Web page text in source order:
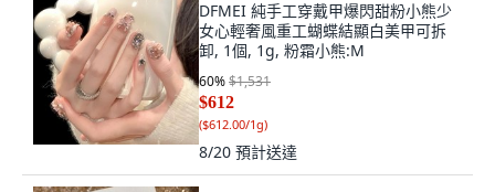
DFMEI 純手工穿戴甲爆閃甜粉小熊少
女心輕奢風重工蝴蝶結顯白美甲可拆
卸, 1個, 1g, 粉霜小熊:M
60%$1,531
$612
($612.00/1g)
8/20 預計送達